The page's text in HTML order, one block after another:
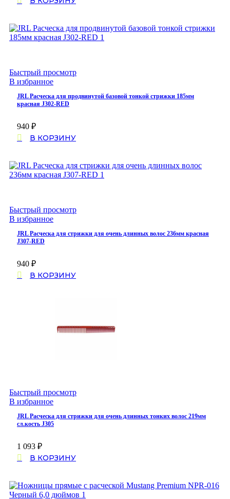
Быстрый просмотр
В избранное
JRL Расческа для продвинутой базовой тонкой стрижки 185мм
красная J302-RED
940 ₽
В КОРЗИНУ
Быстрый просмотр
В избранное
JRL Расческа для стрижки для очень длинных волос 236мм красная
J307-RED
940 ₽
В КОРЗИНУ
Быстрый просмотр
В избранное
JRL Расческа для стрижки для очень длинных тонких волос 219мм
сл.кость J305
1 093 ₽
В КОРЗИНУ